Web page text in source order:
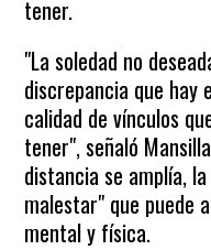
tener.
"La soledad no
discrepancia que hay
calidad de vínculos
tener", señaló
distancia se amplía,
malestar" que puede
mental y física.